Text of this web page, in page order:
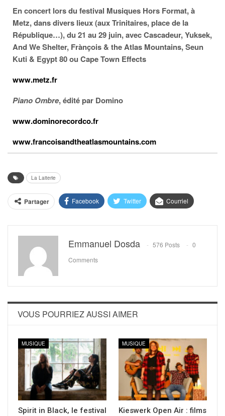
En concert lors du festival Musiques Hors Format,à
Metz, dans divers lieux (aux Trinitaires, place de la
République…), du 21 au 29 juin, avec Cascadeur, Yuksek,
And We Shelter, Frànçois & the Atlas Mountains, Seun
Kuti & Egypt 80 ou Cape Town Effects
www.metz.fr
Piano Ombre, édité par Domino
www.dominorecordco.fr
www.francoisandtheatlasmountains.com
La Laiterie
Partager Facebook Twitter Courriel
Emmanuel Dosda 576 Posts
0
Comments
VOUS POURRIEZ AUSSI AIMER
MUSIQUE
Spirit in Black, le festival
MUSIQUE
Kieswerk Open Air : films